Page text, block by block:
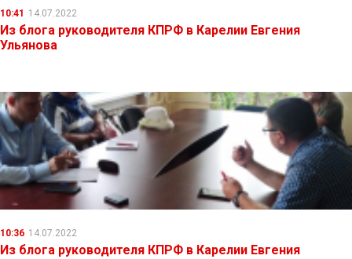
10:41 14.07.2022
Из блога руководителя КПРФ в Карелии Евгения
Ульянова
10:36 14.07.2022
Из блога руководителя КПРФ в Карелии Евгения